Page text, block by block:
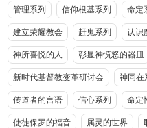
管理系列 信仰根基系列 命定
建立荣耀教会 赶鬼系列 认识
神所喜悦的人 彰显神愤怒的器皿
新时代基督教变革研讨会 神同在
传道者的言语 信心系列 命定
使徒保罗的福音 属灵的世界